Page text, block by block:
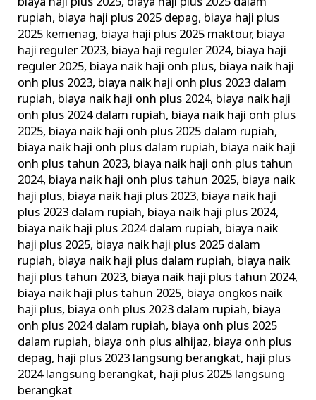
rupiah, biaya haji plus 2025 depag, biaya haji plus
2025 kemenag, biaya haji plus 2025 maktour, biaya
haji reguler 2023, biaya haji reguler 2024, biaya haji
reguler 2025, biaya naik haji onh plus, biaya naik haji
onh plus 2023, biaya naik haji onh plus 2023 dalam
rupiah, biaya naik haji onh plus 2024, biaya naik haji
onh plus 2024 dalam rupiah, biaya naik haji onh plus
2025, biaya naik haji onh plus 2025 dalam rupiah,
biaya naik haji onh plus dalam rupiah, biaya naik haji
onh plus tahun 2023, biaya naik haji onh plus tahun
2024, biaya naik haji onh plus tahun 2025, biaya naik
haji plus, biaya naik haji plus 2023, biaya naik haji
plus 2023 dalam rupiah, biaya naik haji plus 2024,
biaya naik haji plus 2024 dalam rupiah, biaya naik
haji plus 2025, biaya naik haji plus 2025 dalam
rupiah, biaya naik haji plus dalam rupiah, biaya naik
haji plus tahun 2023, biaya naik haji plus tahun 2024,
biaya naik haji plus tahun 2025, biaya ongkos naik
haji plus, biaya onh plus 2023 dalam rupiah, biaya
onh plus 2024 dalam rupiah, biaya onh plus 2025
dalam rupiah, biaya onh plus alhijaz, biaya onh plus
depag, haji plus 2023 langsung berangkat, haji plus
2024 langsung berangkat, haji plus 2025 langsung
berangkat